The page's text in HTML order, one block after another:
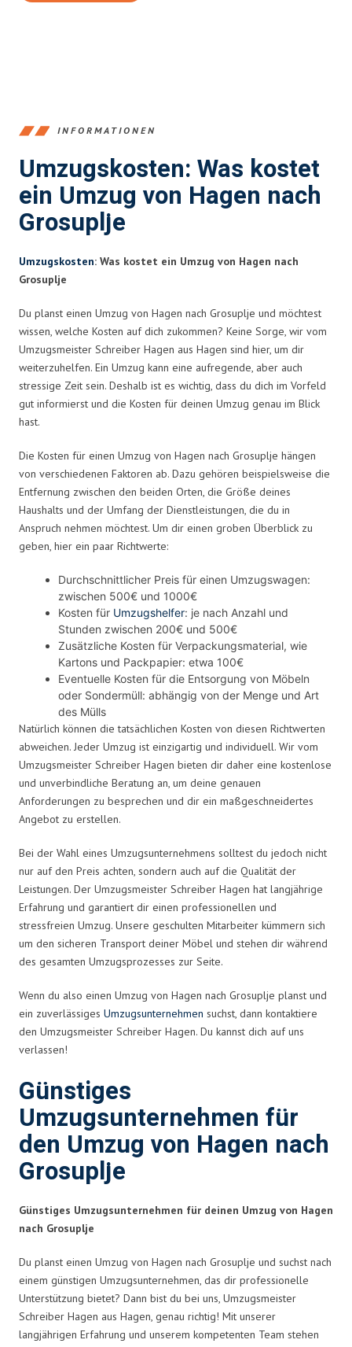
INFORMATIONEN
Umzugskosten: Was kostet
ein Umzug von Hagen nach
Grosuplje
Umzugskosten: Was kostet ein Umzug von Hagen nach
Grosuplje
Du planst einen Umzug von Hagen nach Grosuplje und möchtest
wissen, welche Kosten auf dich zukommen? Keine Sorge, wir vom
Umzugsmeister Schreiber Hagen aus Hagen sind hier, um dir
weiterzuhelfen. Ein Umzug kann eine aufregende, aber auch
stressige Zeit sein. Deshalb ist es wichtig, dass du dich im Vorfeld
gut informierst und die Kosten für deinen Umzug genau im Blick
hast.
Die Kosten für einen Umzug von Hagen nach Grosuplje hängen
von verschiedenen Faktoren ab. Dazu gehören beispielsweise die
Entfernung zwischen den beiden Orten, die Größe deines
Haushalts und der Umfang der Dienstleistungen, die du in
Anspruch nehmen möchtest. Um dir einen groben Überblick zu
geben, hier ein paar Richtwerte:
Durchschnittlicher Preis für einen Umzugswagen:
zwischen 500€ und 1000€
Kosten für Umzugshelfer: je nach Anzahl und
Stunden zwischen 200€ und 500€
Zusätzliche Kosten für Verpackungsmaterial, wie
Kartons und Packpapier: etwa 100€
Eventuelle Kosten für die Entsorgung von Möbeln
oder Sondermüll: abhängig von der Menge und Art
des Mülls
Natürlich können die tatsächlichen Kosten von diesen Richtwerten
abweichen. Jeder Umzug ist einzigartig und individuell. Wir vom
Umzugsmeister Schreiber Hagen bieten dir daher eine kostenlose
und unverbindliche Beratung an, um deine genauen
Anforderungen zu besprechen und dir ein maßgeschneidertes
Angebot zu erstellen.
Bei der Wahl eines Umzugsunternehmens solltest du jedoch nicht
nur auf den Preis achten, sondern auch auf die Qualität der
Leistungen. Der Umzugsmeister Schreiber Hagen hat langjährige
Erfahrung und garantiert dir einen professionellen und
stressfreien Umzug. Unsere geschulten Mitarbeiter kümmern sich
um den sicheren Transport deiner Möbel und stehen dir während
des gesamten Umzugsprozesses zur Seite.
Wenn du also einen Umzug von Hagen nach Grosuplje planst und
ein zuverlässiges Umzugsunternehmen suchst, dann kontaktiere
den Umzugsmeister Schreiber Hagen. Du kannst dich auf uns
verlassen!
Günstiges
Umzugsunternehmen für
den Umzug von Hagen nach
Grosuplje
Günstiges Umzugsunternehmen für deinen Umzug von Hagen
nach Grosuplje
Du planst einen Umzug von Hagen nach Grosuplje und suchst nach
einem günstigen Umzugsunternehmen, das dir professionelle
Unterstützung bietet? Dann bist du bei uns, Umzugsmeister
Schreiber Hagen aus Hagen, genau richtig! Mit unserer
langjährigen Erfahrung und unserem kompetenten Team stehen